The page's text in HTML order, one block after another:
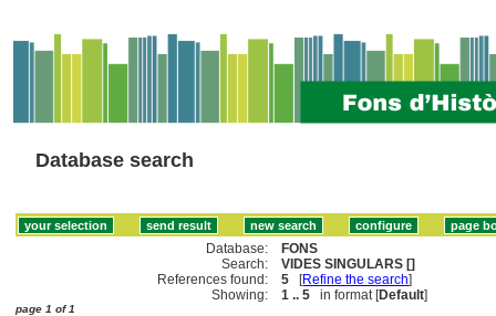
Database search
Database:
FONS
Search:
VIDES SINGULARS []
References found:
5 [Refine the search]
Showing:
1 .. 5 in format [Default]
page 1 of 1